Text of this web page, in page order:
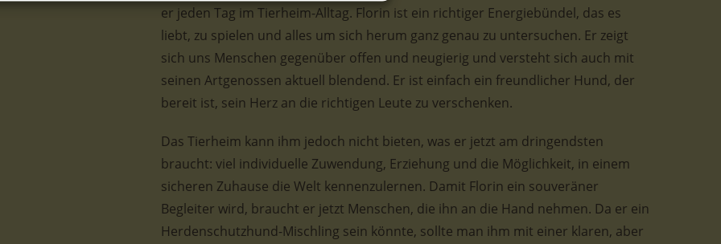
er jeden Tag im Tierheim-Alltag. Florin ist ein richtiger Energiebündel, das es
liebt, zu spielen und alles um sich herum ganz genau zu untersuchen. Er zeigt
sich uns Menschen gegenüber offen und neugierig und versteht sich auch mit
seinen Artgenossen aktuell blendend. Er ist einfach ein freundlicher Hund, der
bereit ist, sein Herz an die richtigen Leute zu verschenken.
Das Tierheim kann ihm jedoch nicht bieten, was er jetzt am dringendsten
braucht: viel individuelle Zuwendung, Erziehung und die Möglichkeit, in einem
sicheren Zuhause die Welt kennenzulernen. Damit Florin ein souveräner
Begleiter wird, braucht er jetzt Menschen, die ihn an die Hand nehmen. Da er ein
Herdenschutzhund-Mischling sein könnte, sollte man ihm mit einer klaren, aber